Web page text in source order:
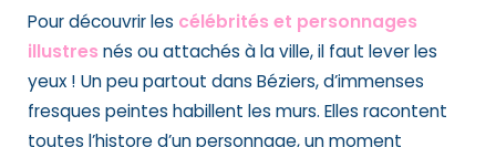
Pour découvrir les célébrités et personnages
illustres nés ou attachés à la ville, il faut lever les
yeux ! Un peu partout dans Béziers, d’immenses
fresques peintes habillent les murs. Elles racontent
toutes l’histore d’un personnage, un moment